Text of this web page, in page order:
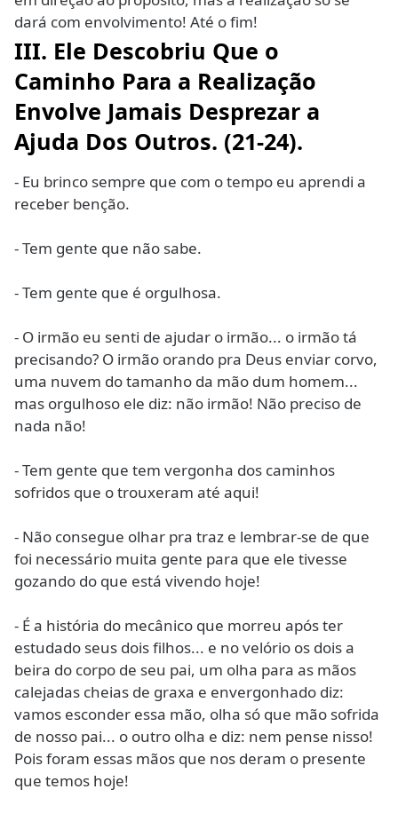
dará com envolvimento! Até o fim!
III. Ele Descobriu Que o
Caminho Para a Realização
Envolve Jamais Desprezar a
Ajuda Dos Outros. (21-24).
- Eu brinco sempre que com o tempo eu aprendi a
receber benção.
- Tem gente que não sabe.
- Tem gente que é orgulhosa.
- O irmão eu senti de ajudar o irmão... o irmão tá
precisando? O irmão orando pra Deus enviar corvo,
uma nuvem do tamanho da mão dum homem...
mas orgulhoso ele diz: não irmão! Não preciso de
nada não!
- Tem gente que tem vergonha dos caminhos
sofridos que o trouxeram até aqui!
- Não consegue olhar pra traz e lembrar-se de que
foi necessário muita gente para que ele tivesse
gozando do que está vivendo hoje!
- É a história do mecânico que morreu após ter
estudado seus dois filhos... e no velório os dois a
beira do corpo de seu pai, um olha para as mãos
calejadas cheias de graxa e envergonhado diz:
vamos esconder essa mão, olha só que mão sofrida
de nosso pai... o outro olha e diz: nem pense nisso!
Pois foram essas mãos que nos deram o presente
que temos hoje!